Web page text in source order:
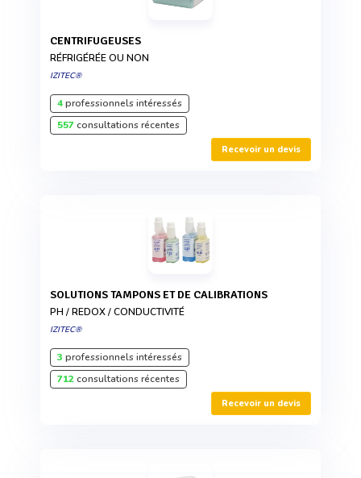
CENTRIFUGEUSES
RÉFRIGÉRÉE OU NON
IZITEC®
4professionnels intéressés
557consultations récentes
Recevoir un devis
SOLUTIONS TAMPONS ET DE CALIBRATIONS
PH / REDOX / CONDUCTIVITÉ
IZITEC®
3 professionnels intéressés
712consultations récentes
Recevoir un devis